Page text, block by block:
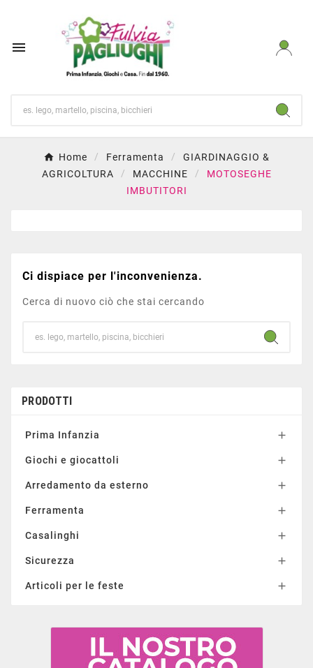

Home Ferramenta
GIARDINAGGIO &
AGRICOLTURA
MACCHINE
MOTOSEGHE
IMBUTITORI
Ci dispiace per l'inconvenienza.
Cerca di nuovo ciò che stai cercando
PRODOTTI
Prima Infanzia 
Giochi e giocattoli 
Arredamento da esterno 
Ferramenta 
Casalinghi 
Sicurezza 
Articoli per le feste 